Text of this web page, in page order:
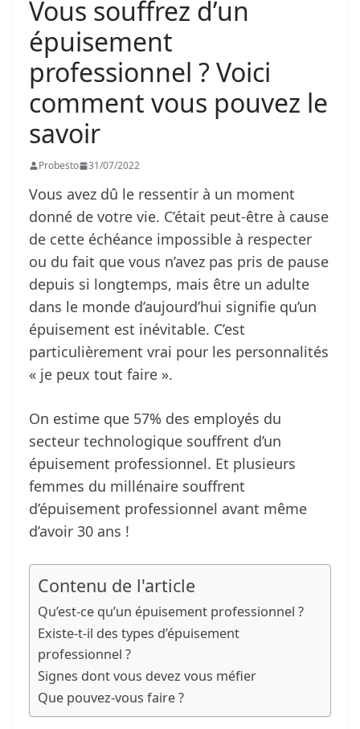
Vous souffrez d’un
épuisement
professionnel ? Voici
comment vous pouvez le
savoir
Probesto 31/07/2022
Vous avez dû le ressentir à un moment
donné de votre vie. C’était peut-être à cause
de cette échéance impossible à respecter
ou du fait que vous n’avez pas pris de pause
depuis si longtemps, mais être un adulte
dans le monde d’aujourd’hui signifie qu’un
épuisement est inévitable. C’est
particulièrement vrai pour les personnalités
« je peux tout faire ».
On estime que 57% des employés du
secteur technologique souffrent d’un
épuisement professionnel. Et plusieurs
femmes du millénaire souffrent
d’épuisement professionnel avant même
d’avoir 30 ans !
Contenu de l'article
Qu’est-ce qu’un épuisement professionnel ?
Existe-t-il des types d’épuisement
professionnel ?
Signes dont vous devez vous méfier
Que pouvez-vous faire ?